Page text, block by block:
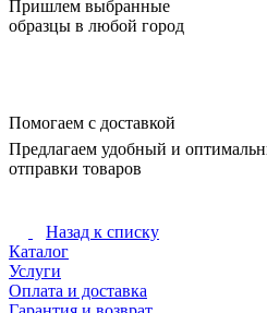
Пришлем выбранные
образцы в любой город
Помогаем с доставкой
Предлагаем удобный и
отправки товаров
Назад к списку
Каталог
Услуги
Оплата и доставка